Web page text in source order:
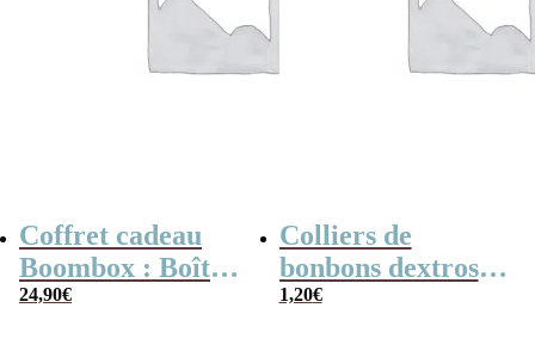
Coffret cadeau
Boombox : Boîte
bonbons des
24,90€
Colliers de
bonbons dextrose
x2
1,20€